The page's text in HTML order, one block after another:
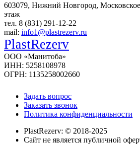
603079, Нижний Новгород,
этаж
тел. 8 (831) 291-12-22
mail: info1@plastrezerv.ru
PlastRezerv
ООО «Манитоба»
ИНН: 5258108978
ОГРН: 1135258002660
Задать вопрос
Заказать звонок
Политика конфиденциальности
PlastRezerv: © 2018-2025
Cайт не является публичной